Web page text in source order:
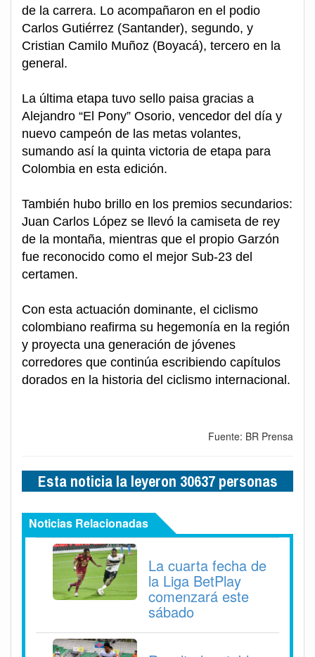
de la carrera. Lo acompañaron en el podio
Carlos Gutiérrez (Santander), segundo, y
Cristian Camilo Muñoz (Boyacá), tercero en la
general.
La última etapa tuvo sello paisa gracias a
Alejandro “El Pony” Osorio, vencedor del día y
nuevo campeón de las metas volantes,
sumando así la quinta victoria de etapa para
Colombia en esta edición.
También hubo brillo en los premios secundarios:
Juan Carlos López se llevó la camiseta de rey
de la montaña, mientras que el propio Garzón
fue reconocido como el mejor Sub-23 del
certamen.
Con esta actuación dominante, el ciclismo
colombiano reafirma su hegemonía en la región
y proyecta una generación de jóvenes
corredores que continúa escribiendo capítulos
dorados en la historia del ciclismo internacional.
Fuente: BR Prensa
Esta noticia la leyeron 30637 personas
Noticias Relacionadas
La cuarta fecha de
la Liga BetPlay
comenzará este
sábado